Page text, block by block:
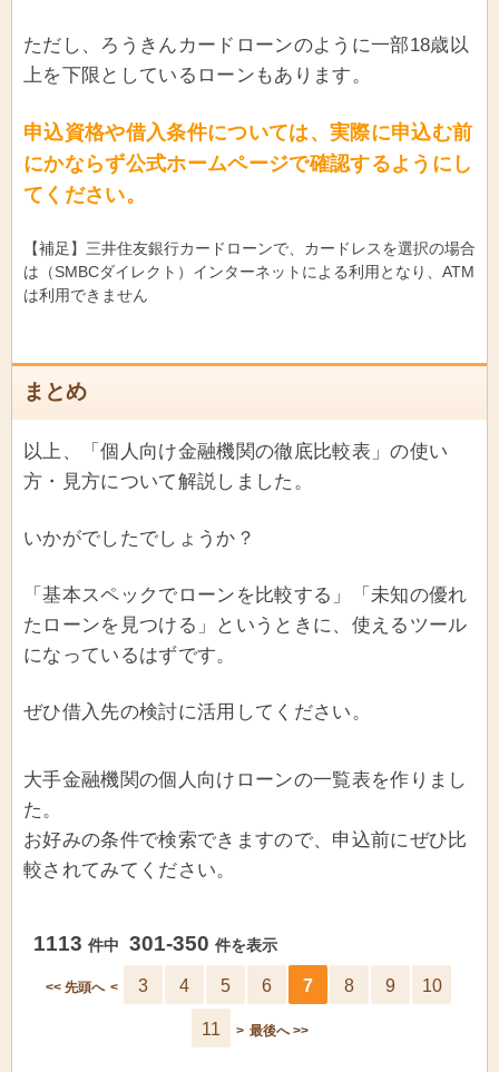
ただし、ろうきんカードローンのように一部18歳以
上を下限としているローンもあります。
申込資格や借入条件については、実際に申込む前
にかならず公式ホームページで確認するようにし
てください。
【補足】三井住友銀行カードローンで、カードレスを選択の場合
は（SMBCダイレクト）インターネットによる利用となり、ATM
は利用できません
まとめ
以上、「個人向け金融機関の徹底比較表」の使い
方・見方について解説しました。
いかがでしたでしょうか？
「基本スペックでローンを比較する」「未知の優れ
たローンを見つける」というときに、使えるツール
になっているはずです。
ぜひ借入先の検討に活用してください。
大手金融機関の個人向けローンの一覧表を作りまし
た。
お好みの条件で検索できますので、申込前にぜひ比
較されてみてください。
1113 件中 301-350 件を表示
<< 先頭へ < 3 4 5 6 7 8 9 10
11 > 最後へ >>